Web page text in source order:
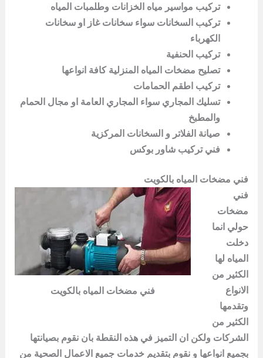
تركيب مواسير مياه الخزانات وطلمبات المياه
تركيب السخانات سواء سخانات غاز او سخانات
الكهرباء
تركيب الحنفية
تصليح مضخات المياه المنزلية كافة انواعها
تركيب اطقم الحمامات
تسليك المجاري سواء المجاري العامة او مجال الحمام
والمطبخ
صيانة الفلاتر و السخانات المركزية
فني تركيب شاور بوكس
فني مضخات المياه بالكويت
فني مضخات المياه بالكويت
فني
مضخات
حولي انما
دخلت
المياه لها
الكثير من
الانواع
وتقدمها
الكثير من
الشركات ولكن ان التميز في هذه النقطة بان نقوم بصيانتها
بجميع انواعها و نقوم بتقديم خدمات جميع الاعمال الصحية من